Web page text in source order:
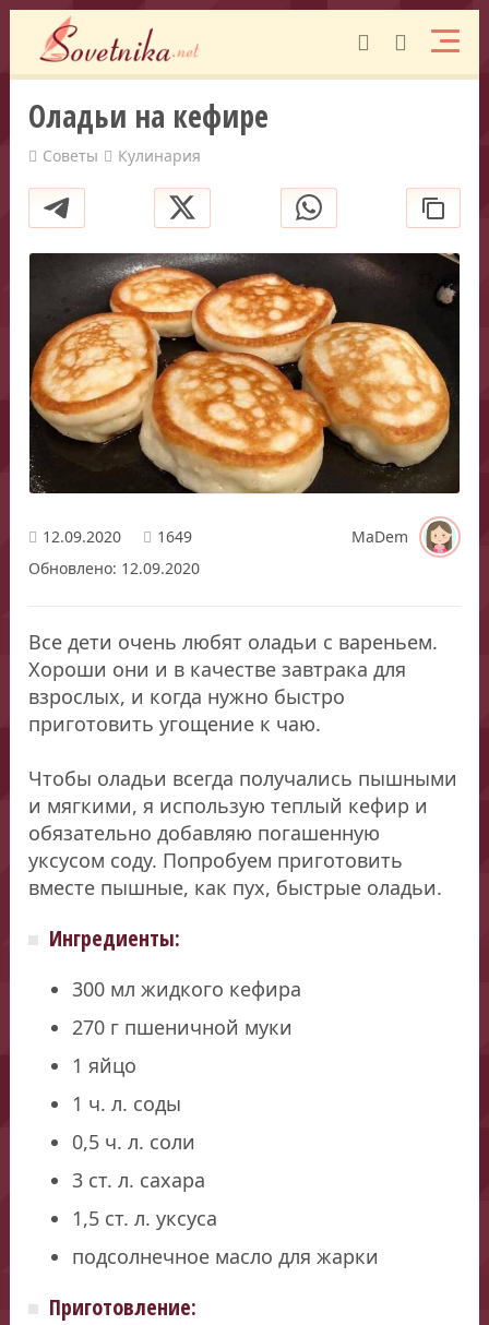
Оладьи на кефире
Советы Кулинария
12.09.2020 1649
MaDem
Обновлено: 12.09.2020
Все дети очень любят оладьи с вареньем.
Хороши они и в качестве завтрака для
взрослых, и когда нужно быстро
приготовить угощение к чаю.
Чтобы оладьи всегда получались пышными
и мягкими, я использую теплый кефир и
обязательно добавляю погашенную
уксусом соду. Попробуем приготовить
вместе пышные, как пух, быстрые оладьи.
Ингредиенты:
300 мл жидкого кефира
270 г пшеничной муки
1 яйцо
1 ч. л. соды
0,5 ч. л. соли
3 ст. л. сахара
1,5 ст. л. уксуса
подсолнечное масло для жарки
Приготовление: